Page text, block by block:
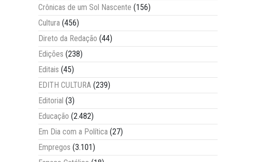
Crônicas de um Sol Nascente (156)
Cultura (456)
Direto da Redação (44)
Edições (238)
Editais (45)
EDITH CULTURA (239)
Editorial (3)
Educação (2.482)
Em Dia com a Política (27)
Empregos (3.101)